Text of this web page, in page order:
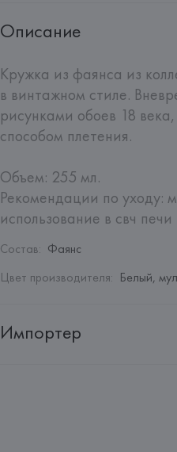
Описание
Кружка из фаянса из
в винтажном стиле.
рисунками обоев 18
способом плетения.
Объем: 255 мл.
Рекомендации по уходу:
использование в свч
Состав: Фаянс
Цвет производителя: Белый,
Импортер